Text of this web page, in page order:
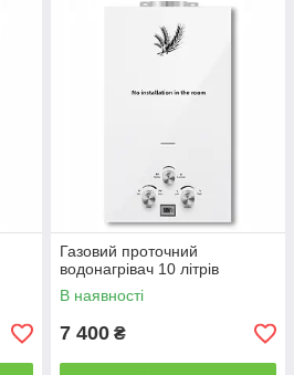
Газовий проточний
водонагрівач 10 літрів
В наявності
7 400 ₴